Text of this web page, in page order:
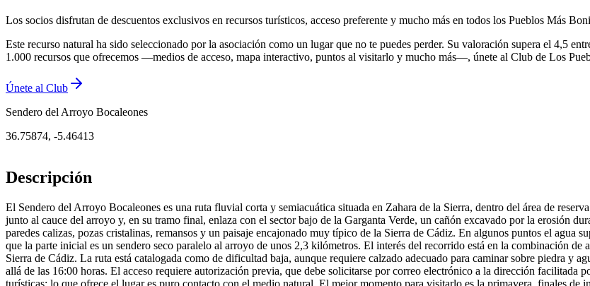
Los socios disfrutan de descuentos exclusivos en recursos turísticos, acceso preferente y mucho más en todos los Pueblos Más
Este recurso natural ha sido seleccionado por la asociación como un lugar que no te puedes perder. Su valoración supera el 4,5
1.000 recursos que ofrecemos —medios de acceso, mapa interactivo, puntos al visitarlo y mucho más—, únete al Club de Los
Únete al Club
Sendero del Arroyo Bocaleones
36.75874, -5.46413
Descripción
El Sendero del Arroyo Bocaleones es una ruta fluvial corta y semiacuática situada en Zahara de la Sierra, dentro del área de
junto al cauce del arroyo y, en su tramo final, enlaza con el sector bajo de la Garganta Verde, un cañón excavado por la erosión
paredes calizas, pozas cristalinas, remansos y un paisaje encajonado muy típico de la Sierra de Cádiz. En algunos puntos el agua
que la parte inicial es un sendero seco paralelo al arroyo de unos 2,3 kilómetros. El interés del recorrido está en la combinación
Sierra de Cádiz. La ruta está catalogada como de dificultad baja, aunque requiere calzado adecuado para caminar sobre piedra y
allá de las 16:00 horas. El acceso requiere autorización previa, que debe solicitarse por correo electrónico a la dirección